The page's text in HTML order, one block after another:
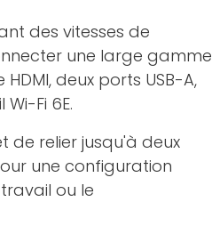
des vitesses de
une large gamme
deux ports USB-A,
Fi 6E.
de relier jusqu'à deux
une configuration
ou le